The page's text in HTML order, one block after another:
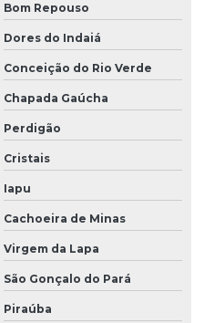
Bom Repouso
Dores do Indaiá
Conceição do Rio Verde
Chapada Gaúcha
Perdigão
Cristais
Iapu
Cachoeira de Minas
Virgem da Lapa
São Gonçalo do Pará
Piraúba